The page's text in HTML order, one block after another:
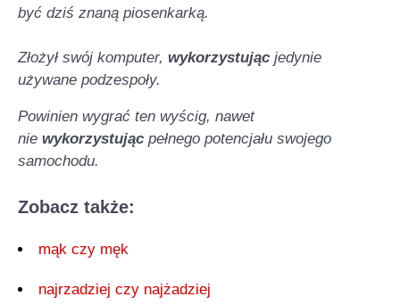
być dziś znaną piosenkarką.
Złożył swój komputer, wykorzystując jedynie
używane podzespoły.
Powinien wygrać ten wyścig, nawet
nie wykorzystując pełnego potencjału swojego
samochodu.
Zobacz także:
mąk czy męk
najrzadziej czy najżadziej